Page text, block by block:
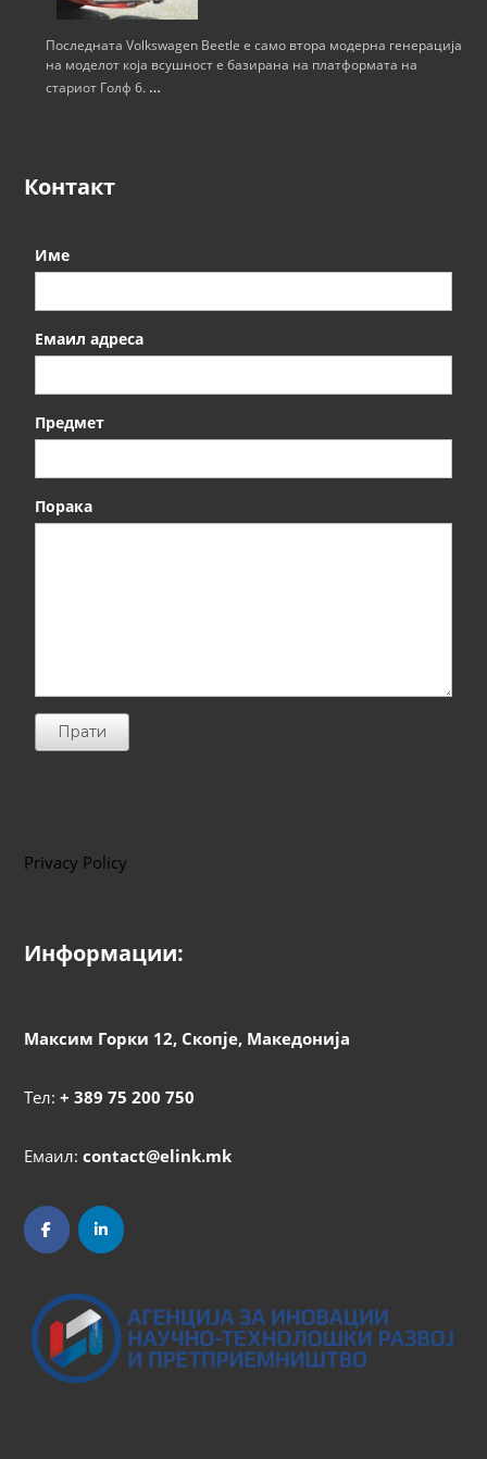
Последната Volkswagen Beetle е само втора модерна генерација
на моделот која всушност е базирана на платформата на
стариот Голф 6. …
Контакт
Име
Емаил адреса
Предмет
Порака
Прати
Privacy Policy
Информации:
Максим Горки 12, Скопје, Македонија
Тел: + 389 75 200 750
Емаил: contact@elink.mk